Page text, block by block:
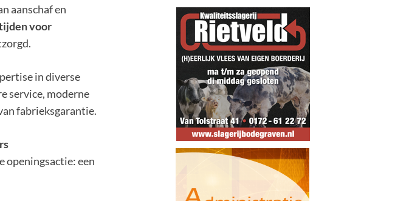
aanschaf en
voor
in diverse
service, moderne
fabrieksgarantie.
openingsactie: een